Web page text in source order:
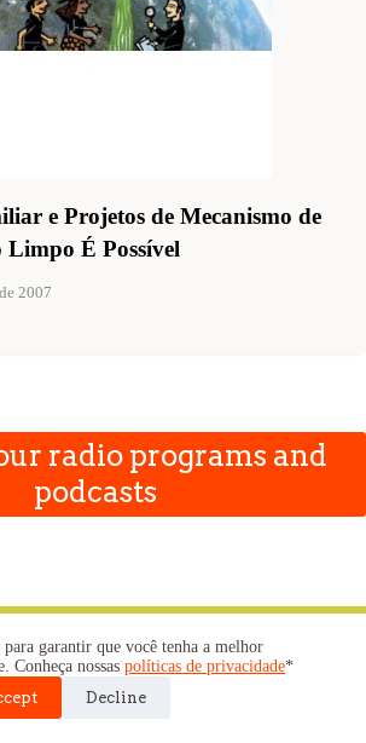
para garantir que você tenha a melhor
Conheça nossaspolíticas de privacidade*
Decline
e Projetos de Mecanismo de
Limpo É Possível
2007
radio programs and
podcasts